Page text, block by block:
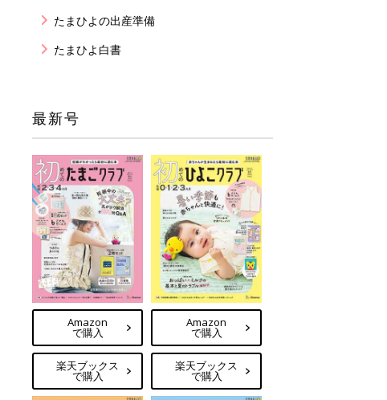
たまひよの出産準備
たまひよ白書
最新号
Amazon
で購入
楽天ブックス
で購入
Amazon
で購入
楽天ブックス
で購入